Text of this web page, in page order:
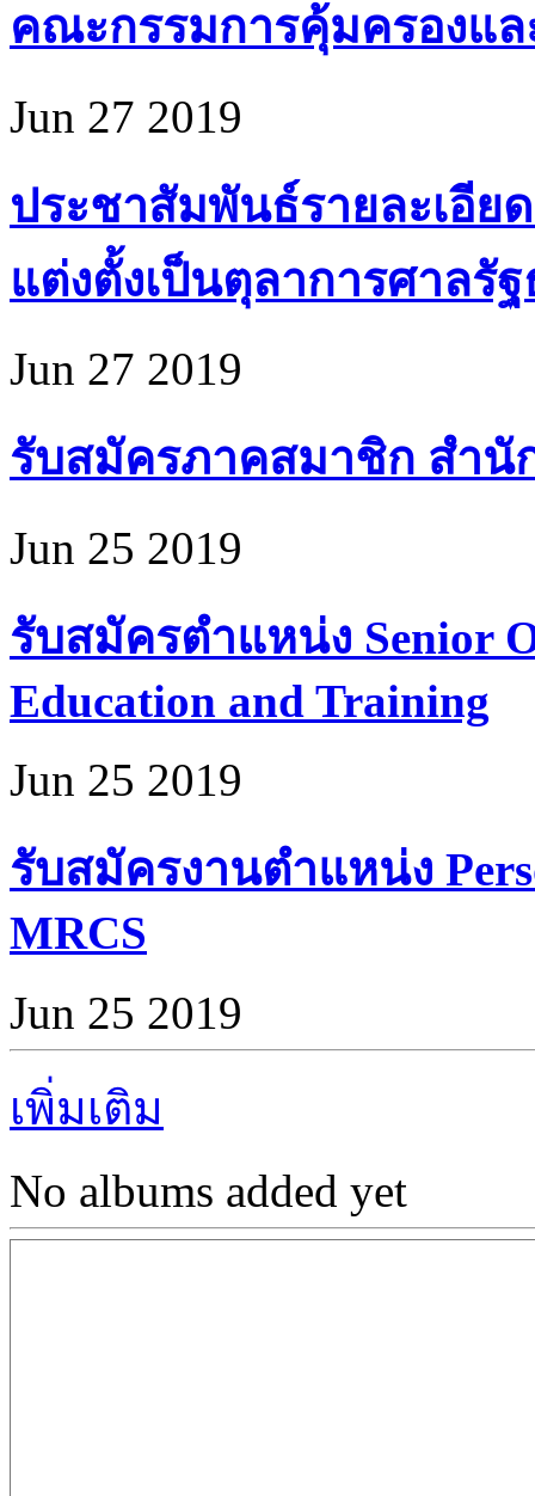
คณะกรรมการคุ้มครองแ
Jun 27 2019
ประชาสัมพันธ์รายละเอีย
แต่งตั้งเป็นตุลาการศาลรั
Jun 27 2019
รับสมัครภาคสมาชิก สำนั
Jun 25 2019
รับสมัครตำแหน่ง Senior
Education and Training
Jun 25 2019
รับสมัครงานตำแหน่ง
MRCS
Jun 25 2019
เพิ่มเติม
No albums added yet